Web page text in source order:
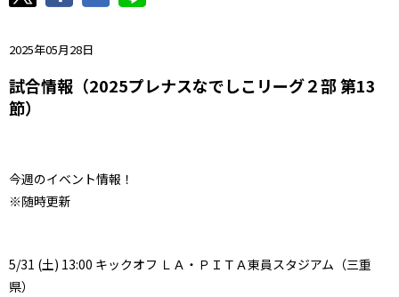
2025年05月28日
試合情報（2025プレナスなでしこリーグ２部 第13
節）
今週のイベント情報！
※随時更新
5/31 (土) 13:00 キックオフ ＬＡ・ＰＩＴＡ東員スタジアム（三重
県）